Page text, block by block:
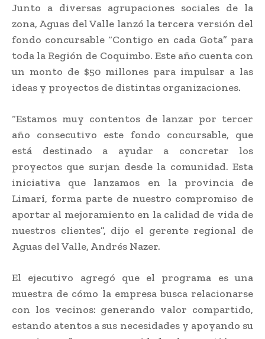
Junto a diversas agrupaciones sociales de la
zona, Aguas del Valle lanzó la tercera versión del
fondo concursable “Contigo en cada Gota” para
toda la Región de Coquimbo. Este año cuenta con
un monto de $50 millones para impulsar a las
ideas y proyectos de distintas organizaciones.
“Estamos muy contentos de lanzar por tercer
año consecutivo este fondo concursable, que
está destinado a ayudar a concretar los
proyectos que surjan desde la comunidad. Esta
iniciativa que lanzamos en la provincia de
Limarí, forma parte de nuestro compromiso de
aportar al mejoramiento en la calidad de vida de
nuestros clientes”, dijo el gerente regional de
Aguas del Valle, Andrés Nazer.
El ejecutivo agregó que el programa es una
muestra de cómo la empresa busca relacionarse
con los vecinos: generando valor compartido,
estando atentos a sus necesidades y apoyando su